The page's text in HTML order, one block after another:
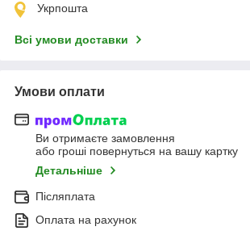
Укрпошта
Всі умови доставки
Умови оплати
Ви отримаєте замовлення
або гроші повернуться на вашу картку
Детальніше
Післяплата
Оплата на рахунок